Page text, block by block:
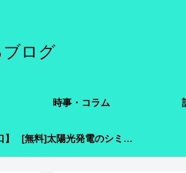
ログ
時事・コラム
[無料]太陽光発電のシミュレーション